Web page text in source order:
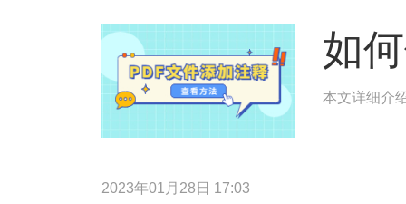
如
本文详细介
2023年01月28日 17:03